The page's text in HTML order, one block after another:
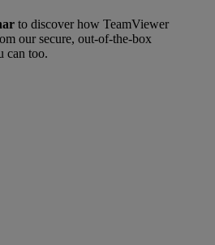
to discover how TeamViewer
our secure, out-of-the-box
can too.